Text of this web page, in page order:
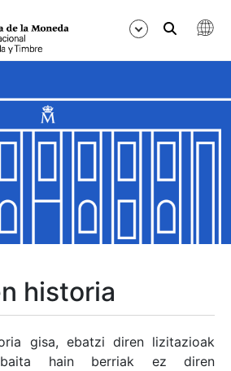
historia
gisa, ebatzi diren lizitazioak
hain berriak ez diren